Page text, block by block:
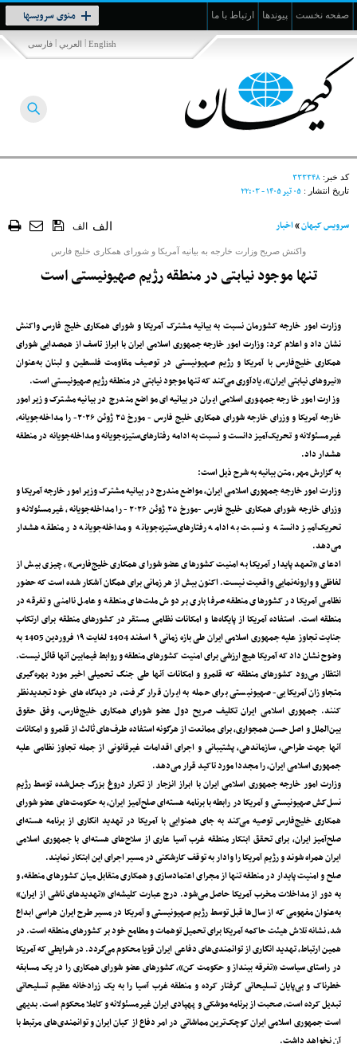
صفحه نخست پیوندها ارتباط با ما منوی سرویسها
Toggle
navigation
فارسی | العربي | English
کد خبر: ۳۳۳۳۴۸
تاریخ انتشار : ۰۵ تير ۱۴۰۵ - ۲۲:۰۳
سرویس کیهان»اخبار الف الف
واکنش صریح وزارت خارجه به بیانیه آمریکا و شورای همکاری خلیج ‌فارس
تنها موجود نیابتی در منطقه رژیم صهیونیستی است‌
وزارت امور خارجه کشورمان نسبت به بیانیه مشترک آمریکا و شورای همکاری خلیج ‌فارس واکنش
نشان داد و اعلام کرد: وزارت امور خارجه جمهوری اسلامی ایران با ابراز تاسف از همصدایی شورای
همکاری خلیج‌فارس با آمریکا و رژیم صهیونیستی در توصیف مقاومت فلسطین و لبنان به‌عنوان
«نیروهای نیابتی ایران»، یادآوری می‌کند که تنها موجود نیابتی در منطقه رژیم صهیونیستی است‌.
وزارت امور خارجه جمهوری اسلامی ایران در بیانیه‌ای مواضع مندرج در بیانیه مشترک وزیر امور
خارجه آمریکا و وزرای خارجه شورای همکاری خلیج ‌فارس - مورخ ۲۵ ژوئن ۲۰۲۶- را مداخله‌جویانه،
غیرمسئولانه و تحریک‌آمیز دانست و نسبت به ادامه رفتارهای‌ستیزه‌جویانه و مداخله‌جویانه در منطقه
هشدار داد.
به گزارش مهر، متن بیانیه به شرح ذیل است:
وزارت امور خارجه جمهوری اسلامی ایران، مواضع مندرج در بیانیه مشترک وزیر امور خارجه آمریکا و
وزرای خارجه شورای همکاری خلیج ‌فارس -مورخ ۲۵ ژوئن ۲۰۲۶- را مداخله‌جویانه، غیرمسئولانه و
تحریک‌آمیز دانسته و نسبت به ادامه رفتارهای‌ستیزه‌جویانه و مداخله‌جویانه در منطقه هشدار
می‌دهد.
ادعای «تعهد پایدار آمریکا به امنیت کشورهای عضو شورای همکاری خلیج‌فارس»، چیزی بیش از
لفاظی و وارونه‌نمایی واقعیت نیست. اکنون بیش از هر زمانی برای همگان آشکار شده است که حضور
نظامی آمریکا در کشورهای منطقه صرفا باری بر دوش ملت‌های منطقه و عامل ناامنی و تفرقه در
منطقه است. استفاده آمریکا از پایگاه‌ها و امکانات نظامی مستقر در کشورهای منطقه برای ارتکاب
جنایت تجاوز علیه جمهوری اسلامی ایران طی بازه زمانی ۹ اسفند 1404 لغایت ۱۹ فروردین 1405 به
وضوح نشان داد که آمریکا هیچ ارزشی برای امنیت کشورهای منطقه و روابط فیمابین آنها قائل نیست.
انتظار می‌رود کشورهای منطقه‌ که قلمرو و امکانات آنها طی جنگ تحمیلی اخیر مورد بهره‌گیری
متجاوزان آمریکایی- صهیونیستی برای حمله به ایران قرار گرفت، در دیدگاه‌های خود تجدیدنظر
کنند. جمهوری اسلامی ایران تکلیف صریح دول عضو شورای همکاری خلیج‌فارس، وفق حقوق
بین‌الملل و اصل حسن همجواری، برای ممانعت از هرگونه استفاده طرف‌های ثالث از قلمرو و امکانات
آنها جهت طراحی، سازماندهی، پشتیبانی و اجرای اقدامات غیرقانونی از جمله تجاوز نظامی علیه
جمهوری اسلامی ایران، را مجددا مورد تاکید قرار می‌دهد.
وزارت امور خارجه جمهوری اسلامی ایران با ابراز انزجار از تکرار دروغ بزرگ جعل‌شده توسط رژیم
نسل‌کش صهیونیستی و آمریکا در رابطه با برنامه هسته‌ای صلح‌آمیز ایران، به حکومت‌های عضو شورای
همکاری خلیج‌فارس توصیه می‌کند به جای همنوایی با آمریکا در تهدید انگاری از برنامه هسته‌ای
صلح‌آمیز ایران، برای تحقق ابتکار منطقه غرب آسیا عاری از سلاح‌های هسته‌ای با جمهوری اسلامی
ایران همراه شوند و رژیم آمریکا را وادار به توقف کارشکنی در مسیر اجرای این ابتکار نمایند.
صلح و امنیت پایدار در منطقه تنها از مجرای اعتمادسازی و همکاری متقابل میان کشورهای منطقه، و
به دور از مداخلات مخرب آمریکا حاصل می‌شود. درج عبارت کلیشه‌ای «تهدیدهای ناشی از ایران»
به‌عنوان مفهومی که از سال‌ها قبل توسط رژیم صهیونیستی و آمریکا در مسیر طرح ایران هراسی ابداع
شد، نشانه تلاش هیئت حاکمه آمریکا برای تحمیل توهمات و مطامع خود بر کشورهای منطقه است. در
همین ارتباط، تهدید انگاری از توانمندی‌های دفاعی ایران قویا محکوم می‌گردد. در شرایطی که آمریکا
در راستای سیاست «تفرقه بینداز و حکومت کن»، کشورهای عضو شورای همکاری را در یک مسابقه
خطرناک و بی‌پایان تسلیحاتی گرفتار کرده و منطقه غرب آسیا را به یک زرادخانه عظیم تسلیحاتی
تبدیل کرده است، صحبت از برنامه موشکی و پهپادی ایران غیرمسئولانه و کاملا محکوم است. بدیهی
است جمهوری اسلامی ایران کوچک‌ترین مماشاتی در امر دفاع از کیان ایران و توانمندی‌های مرتبط با